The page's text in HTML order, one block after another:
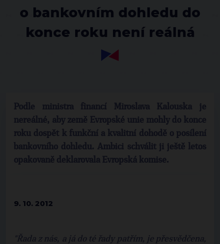
o bankovním dohledu do
konce roku není reálná
Podle ministra financí Miroslava Kalouska je
nereálné, aby země Evropské unie mohly do konce
roku dospět k funkční a kvalitní dohodě o posílení
bankovního dohledu. Ambici schválit ji ještě letos
opakovaně deklarovala Evropská komise.
9. 10. 2012
"Řada z nás, a já do té řady patřím, je přesvědčena,